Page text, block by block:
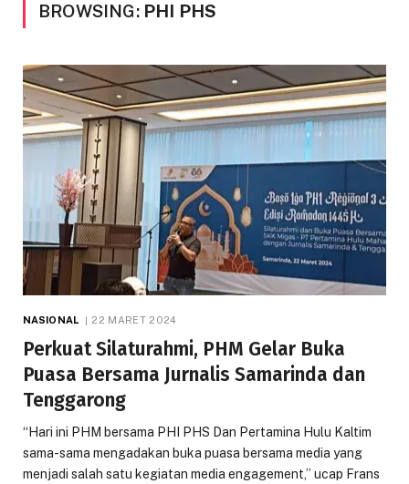
BROWSING: PHI PHS
NASIONAL 22 MARET 2024
Perkuat Silaturahmi, PHM Gelar Buka
Puasa Bersama Jurnalis Samarinda dan
Tenggarong
“Hari ini PHM bersama PHI PHS Dan Pertamina Hulu Kaltim
sama-sama mengadakan buka puasa bersama media yang
menjadi salah satu kegiatan media engagement,” ucap Frans